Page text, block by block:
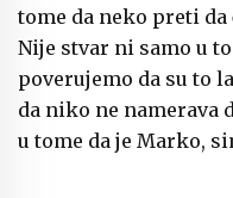
tome da neko preti
Nije stvar ni samo u
poverujemo da su to
da niko ne namerava
u tome da je Marko,